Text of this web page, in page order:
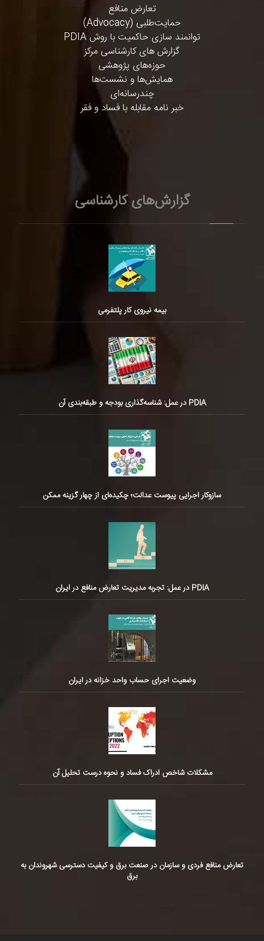
تعارض منافع
حمایت‌طلبی (Advocacy)
توانمند سازی حاکمیت با روش PDIA
گزارش های کارشناسی مرکز
حوزه‌های پژوهشی
همایش‌ها و نشست‌ها
چندرسانه‌ای
خبر نامه مقابله با فساد و فقر
گزارش‌های کارشناسی
بیمه نیروی کار پلتفرمی
PDIA در عمل: شناسه‌گذاری بودجه و طبقه‌بندی آن
سازوکار اجرایی پیوست عدالت؛ چکیده‌ای از چهار گزینه ممکن
PDIA در عمل: تجربه مدیریت تعارض منافع در ایران
وضعیت اجرای حساب واحد خزانه در ایران
مشکلات شاخص ادراک فساد و نحوه درست تحلیل آن
تعارض منافع فردی و سازمان در صنعت برق و کیفیت دسترسی شهروندان به
برق